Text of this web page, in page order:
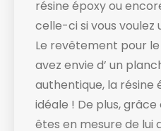
résine époxy ou
celle-ci si vous voulez
Le revêtement pour
avez envie d’ un
authentique, la résine
idéale ! De plus,
êtes en mesure de lui